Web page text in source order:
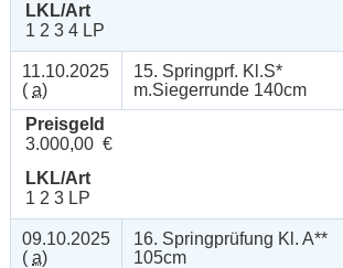
LKL/Art
1 2 3 4 LP
11.10.2025
( a)
15. Springprf. Kl.S*
m.Siegerrunde 140cm
Preisgeld
3.000,00 €
LKL/Art
1 2 3 LP
09.10.2025
( a)
16. Springprüfung Kl. A**
105cm